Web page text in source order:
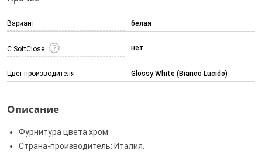
Вариант белая
С SoftClose нет
Цвет производителя Glossy White (Bianco Lucido)
Описание
Фурнитура цвета хром.
Страна-производитель: Италия.